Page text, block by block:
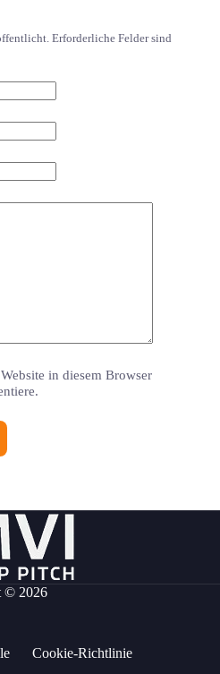
Erforderliche Felder sind
in diesem Browser
© 2026
Cookie-Richtlinie